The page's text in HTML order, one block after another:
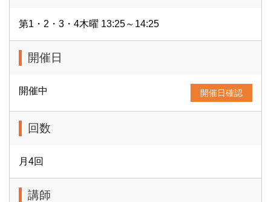
第1・2・3・4木曜 13:25～14:25
開催日
開催中 開催日確認
回数
月4回
講師